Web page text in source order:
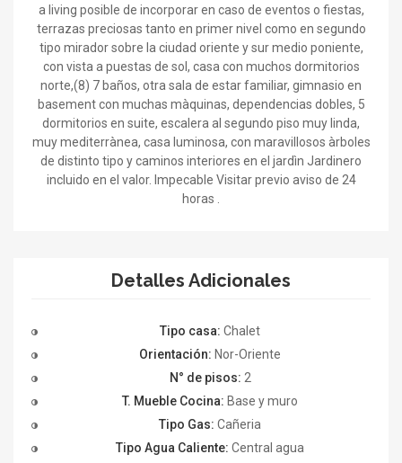
a living posible de incorporar en caso de eventos o fiestas,
terrazas preciosas tanto en primer nivel como en segundo
tipo mirador sobre la ciudad oriente y sur medio poniente,
con vista a puestas de sol, casa con muchos dormitorios
norte,(8) 7 baños, otra sala de estar familiar, gimnasio en
basement con muchas màquinas, dependencias dobles, 5
dormitorios en suite, escalera al segundo piso muy linda,
muy mediterrànea, casa luminosa, con maravillosos àrboles
de distinto tipo y caminos interiores en el jardìn Jardinero
incluido en el valor. Impecable Visitar previo aviso de 24
horas .
Detalles Adicionales
Tipo casa: Chalet
Orientación: Nor-Oriente
N° de pisos: 2
T. Mueble Cocina: Base y muro
Tipo Gas: Cañeria
Tipo Agua Caliente: Central agua